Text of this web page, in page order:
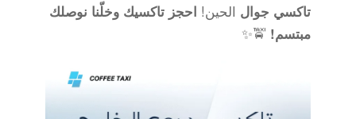
تاكسي جوال الحين! احجز تاكسيك وخلّنا نوصلك
مبتسم! 🚖✨